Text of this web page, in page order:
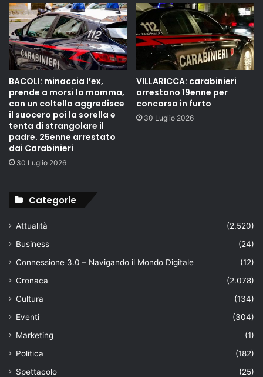
BACOLI: minaccia l’ex,
prende a morsi la mamma,
con un coltello aggredisce
il suocero poi la sorella e
tenta di strangolare il
padre. 25enne arrestato
dai Carabinieri
30 Luglio 2026
VILLARICCA: carabinieri
arrestano 19enne per
concorso in furto
30 Luglio 2026
Categorie
Attualità
(2.520)
Business
(24)
Connessione 3.0 – Navigando il Mondo Digitale
(12)
Cronaca
(2.078)
Cultura
(134)
Eventi
(304)
Marketing
(1)
Politica
(182)
Spettacolo
(25)